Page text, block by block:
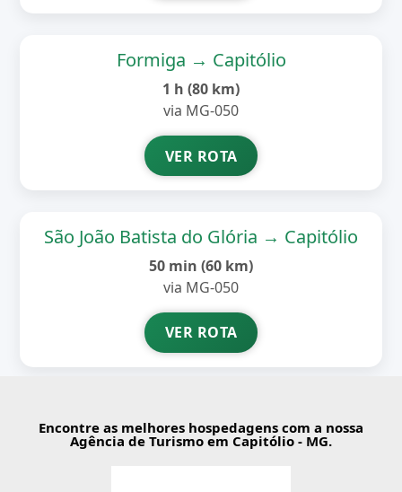
Formiga → Capitólio
1 h (80 km)
via MG-050
VER ROTA
São João Batista do Glória → Capitólio
50 min (60 km)
via MG-050
VER ROTA
Encontre as melhores hospedagens com a nossa
Agência de Turismo em Capitólio - MG.